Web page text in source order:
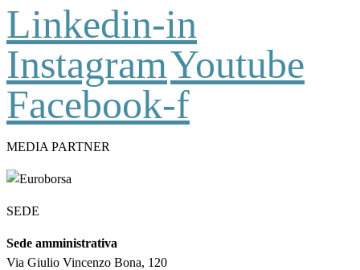
Linkedin-in
InstagramYoutube
Facebook-f
MEDIA PARTNER
SEDE
Sede amministrativa
Via Giulio Vincenzo Bona, 120